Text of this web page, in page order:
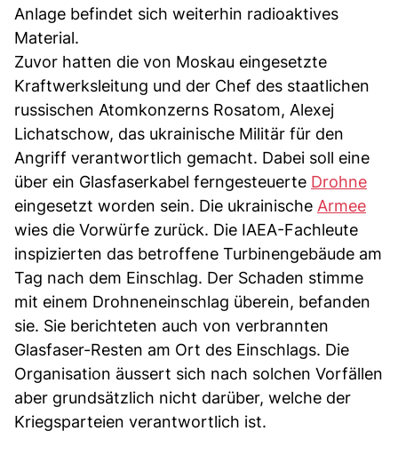
Anlage befindet sich weiterhin radioaktives
Material.
Zuvor hatten die von Moskau eingesetzte
Kraftwerksleitung und der Chef des staatlichen
russischen Atomkonzerns Rosatom, Alexej
Lichatschow, das ukrainische Militär für den
Angriff verantwortlich gemacht. Dabei soll eine
über ein Glasfaserkabel ferngesteuerte Drohne
eingesetzt worden sein. Die ukrainische Armee
wies die Vorwürfe zurück. Die IAEA-Fachleute
inspizierten das betroffene Turbinengebäude am
Tag nach dem Einschlag. Der Schaden stimme
mit einem Drohneneinschlag überein, befanden
sie. Sie berichteten auch von verbrannten
Glasfaser-Resten am Ort des Einschlags. Die
Organisation äussert sich nach solchen Vorfällen
aber grundsätzlich nicht darüber, welche der
Kriegsparteien verantwortlich ist.